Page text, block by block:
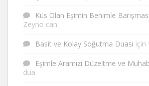
Küs Olan Eşimin Benimle
Zeyno can
Basit ve Kolay Soğutma Duası için
Eşimle Aramızı Düzeltme ve
dua